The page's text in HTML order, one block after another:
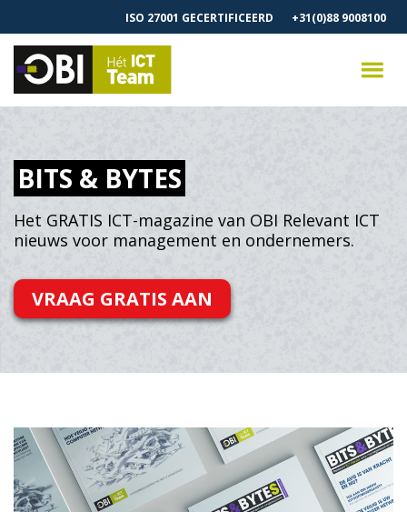
ISO 27001 GECERTIFICEERD +31(0)88 9008100
BITS & BYTES
Het GRATIS ICT-magazine van OBI Relevant ICT
nieuws voor management en ondernemers.
VRAAG GRATIS AAN